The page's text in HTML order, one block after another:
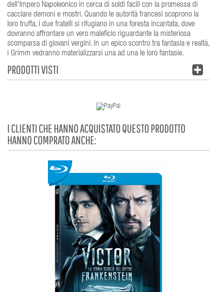
dell'Impero Napoleonico in cerca di soldi facili con la promessa di
cacciare demoni e mostri. Quando le autorità francesi scoprono la
loro truffa, i due fratelli si rifugiano in una foresta incantata, dove
dovranno affrontare un vero maleficio riguardante la misteriosa
scomparsa di giovani vergini. In un epico scontro tra fantasia e realtà,
i Grimm vedranno materializzarsi una ad una le loro fantasie.
PRODOTTI VISTI
I CLIENTI CHE HANNO ACQUISTATO QUESTO PRODOTTO
HANNO COMPRATO ANCHE: